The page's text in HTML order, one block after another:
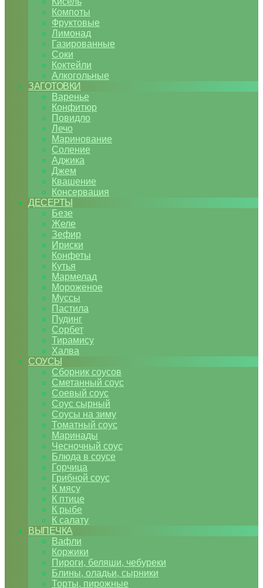
Компоты
Фруктовые
Лимонад
Газированные
Соки
Коктейли
Алкогольные
ЗАГОТОВКИ
Варенье
Конфитюр
Повидло
Лечо
Маринование
Соление
Аджика
Джем
Квашение
Консервация
ДЕСЕРТЫ
Безе
Желе
Зефир
Ириски
Конфеты
Кутья
Мармелад
Мороженое
Муссы
Пастила
Пудинг
Сорбет
Тирамису
Халва
СОУСЫ
Сборник соусов
Сметанный соус
Соевый соус
Соус сырный
Соусы на зиму
Томатный соус
Маринады
Чесночный соус
Блюда в соусе
Горчица
Грибной соус
К мясу
К птице
К рыбе
К салату
ВЫПЕЧКА
Вафли
Коржики
Пироги, беляши, чебуреки
Блины, оладьи, сырники
Торты, пирожные